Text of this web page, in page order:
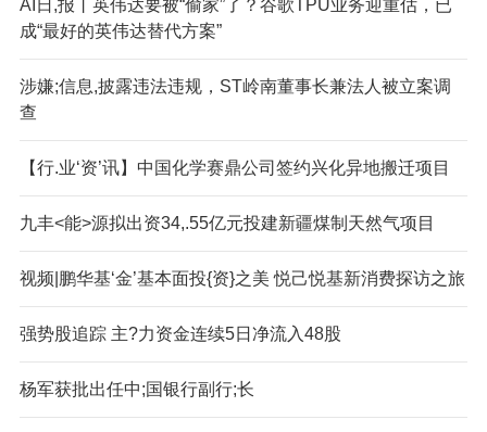
AI日,报丨英伟达要被“偷家”了？谷歌TPU业务迎重估，已
成“最好的英伟达替代方案”
涉嫌;信息,披露违法违规，ST岭南董事长兼法人被立案调
查
【行.业‘资’讯】中国化学赛鼎公司签约兴化异地搬迁项目
九丰<能>源拟出资34,.55亿元投建新疆煤制天然气项目
视频|鹏华基‘金’基本面投{资}之美 悦己悦基新消费探访之旅
强势股追踪 主?力资金连续5日净流入48股
杨军获批出任中;国银行副行;长